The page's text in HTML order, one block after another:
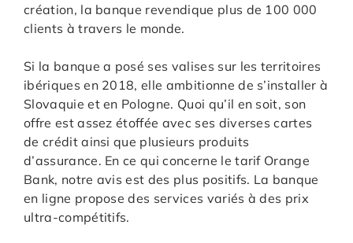
création, la banque revendique plus de 100 000
clients à travers le monde.
Si la banque a posé ses valises sur les territoires
ibériques en 2018, elle ambitionne de s’installer à
Slovaquie et en Pologne. Quoi qu’il en soit, son
offre est assez étoffée avec ses diverses cartes
de crédit ainsi que plusieurs produits
d’assurance. En ce qui concerne le tarif Orange
Bank, notre avis est des plus positifs. La banque
en ligne propose des services variés à des prix
ultra-compétitifs.